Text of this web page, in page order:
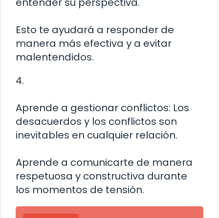
Esto te ayudará a responder de
manera más efectiva y a evitar
malentendidos.
4.
Aprende a gestionar conflictos: Los
desacuerdos y los conflictos son
inevitables en cualquier relación.
Aprende a comunicarte de manera
respetuosa y constructiva durante
los momentos de tensión.